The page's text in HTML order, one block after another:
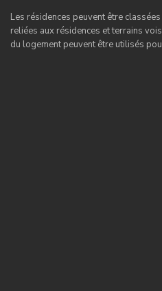
Les résidences peuvent être
reliées aux résidences et terrains
du logement peuvent être utilisés